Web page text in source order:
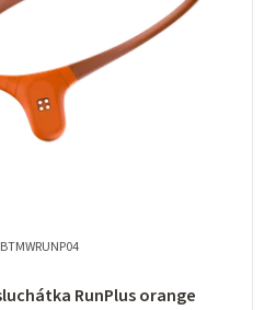
RunPlus orange